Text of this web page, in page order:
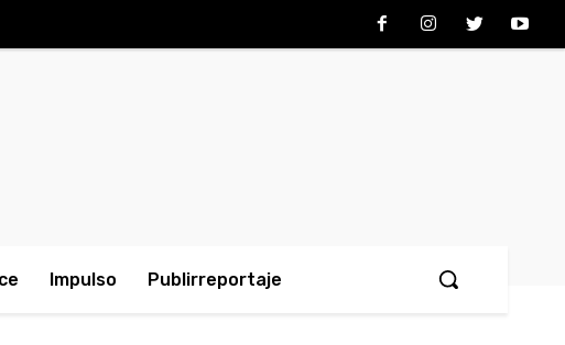
Impulso Publirreportaje